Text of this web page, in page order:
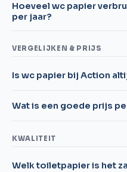
Hoeveel wc papier
per jaar?
VERGELIJKEN & PRIJS
Is wc papier bij Action
Wat is een goede prijs
KWALITEIT
Welk toiletpapier is het